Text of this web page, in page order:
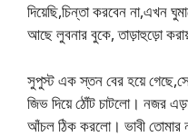
দিয়েছি,চিন্তা করবেন না,এখন
আছে লুবনার বুকে, তাড়াহুড়ো
সুপুস্ট এক স্তন বের হয়ে
জিভ দিয়ে ঠোঁট চাটলো। নজর
আঁচল ঠিক করলো। ভাবী তোমার